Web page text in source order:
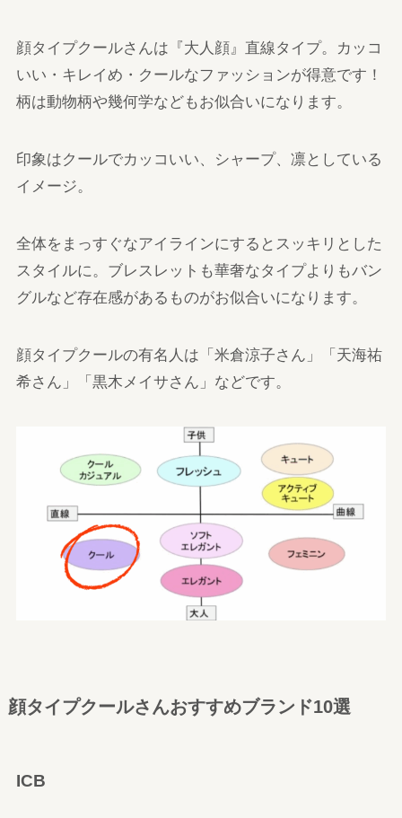
顔タイプクールさんは『大人顔』直線タイプ。カッコ
いい・キレイめ・クールなファッションが得意です！
柄は動物柄や幾何学などもお似合いになります。
印象はクールでカッコいい、シャープ、凛としている
イメージ。
全体をまっすぐなアイラインにするとスッキリとした
スタイルに。ブレスレットも華奢なタイプよりもバン
グルなど存在感があるものがお似合いになります。
顔タイプクールの有名人は「米倉涼子さん」「天海祐
希さん」「黒木メイサさん」などです。
顔タイプクールさんおすすめブランド10選
ICB